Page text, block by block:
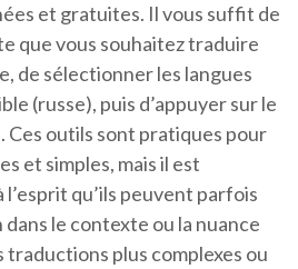
et gratuites. Il vous suffit de
que vous souhaitez traduire
de sélectionner les langues
(russe), puis d’appuyer sur le
outils sont pratiques pour
et simples, mais il est
qu’ils peuvent parfois
le contexte ou la nuance
traductions plus complexes ou